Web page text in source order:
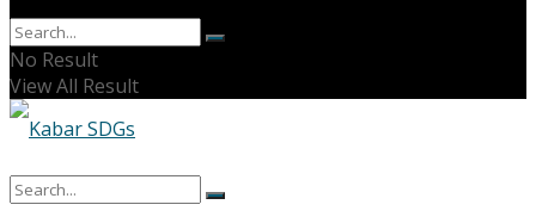
No Result
View All Result